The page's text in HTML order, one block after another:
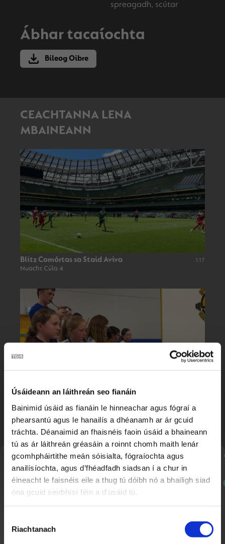
Úsáideann an láithreán seo fianáin
Bainimid úsáid as fianáin le hinneachar agus fógraí a
phearsantú agus le hanailís a dhéanamh ar ár gcuid
tráchta. Déanaimid an fhaisnéis faoin úsáid a bhaineann
tú as ár láithreán gréasáin a roinnt chomh maith lenár
gcomhpháirtithe meán sóisialta, fógraíochta agus
anailísíochta, agus d’fhéadfadh siadsan í a chur in
éineacht le faisnéis eile a thug tú dóibh nó a bhailigh siad
óna gcuid seirbhísí féin a d'úsáid tú.
Toilithe
Riachtanach
spreagadh, scútar
Ábhar tacaíochta
Bileog Oibre
CEACHTANNA LENA
MBAINEANN
Blitz Comórtas sa Staid Aviva
Nuacht Cúla 4
1:17
Nuacht Cúla 4
1:30
Nuachtlitir